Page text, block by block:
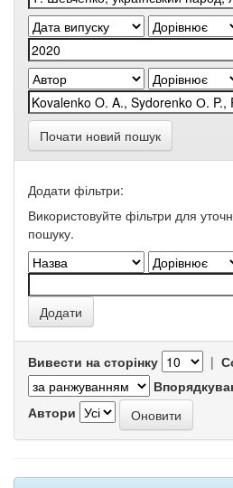
Почати новий пошук
Додати фільтри:
Використовуйте фільтри для
пошуку.
Вивести на сторінку |
Автори